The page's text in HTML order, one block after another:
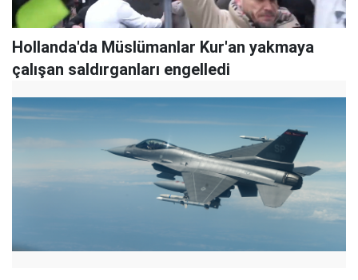
Hollanda'da Müslümanlar Kur'an yakmaya
çalışan saldırganları engelledi